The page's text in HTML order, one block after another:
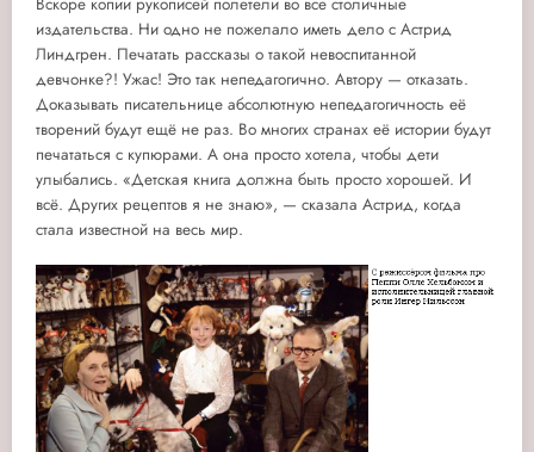
издательства. Ни одно не пожелало иметь дело с Астрид
Линдгрен. Печатать рассказы о такой невоспитанной
девчонке?! Ужас! Это так непедагогично. Автору — отказать.
Доказывать писательнице абсолютную непедагогичность её
творений будут ещё не раз. Во многих странах её истории будут
печататься с купюрами. А она просто хотела, чтобы дети
улыбались. «Детская книга должна быть просто хорошей. И
всё. Других рецептов я не знаю», — сказала Астрид, когда
стала известной на весь мир.